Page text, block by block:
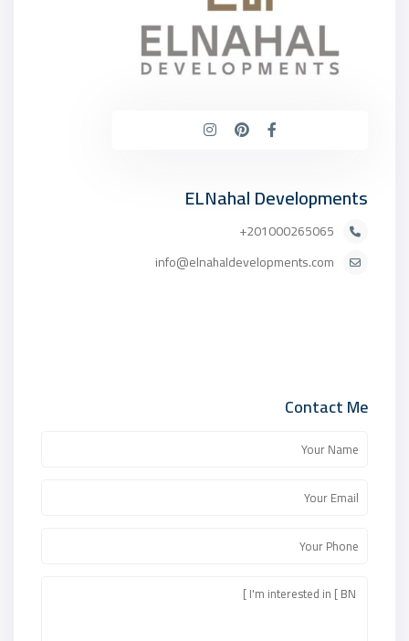
ELNahal Developments
201000265065+
info@elnahaldevelopments.com
Contact Me